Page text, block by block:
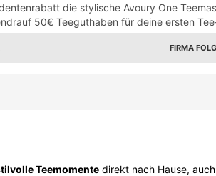
die stylische Avoury One
50€ Teeguthaben für deine ersten
FIRMA
Teemomente direkt nach Hause,